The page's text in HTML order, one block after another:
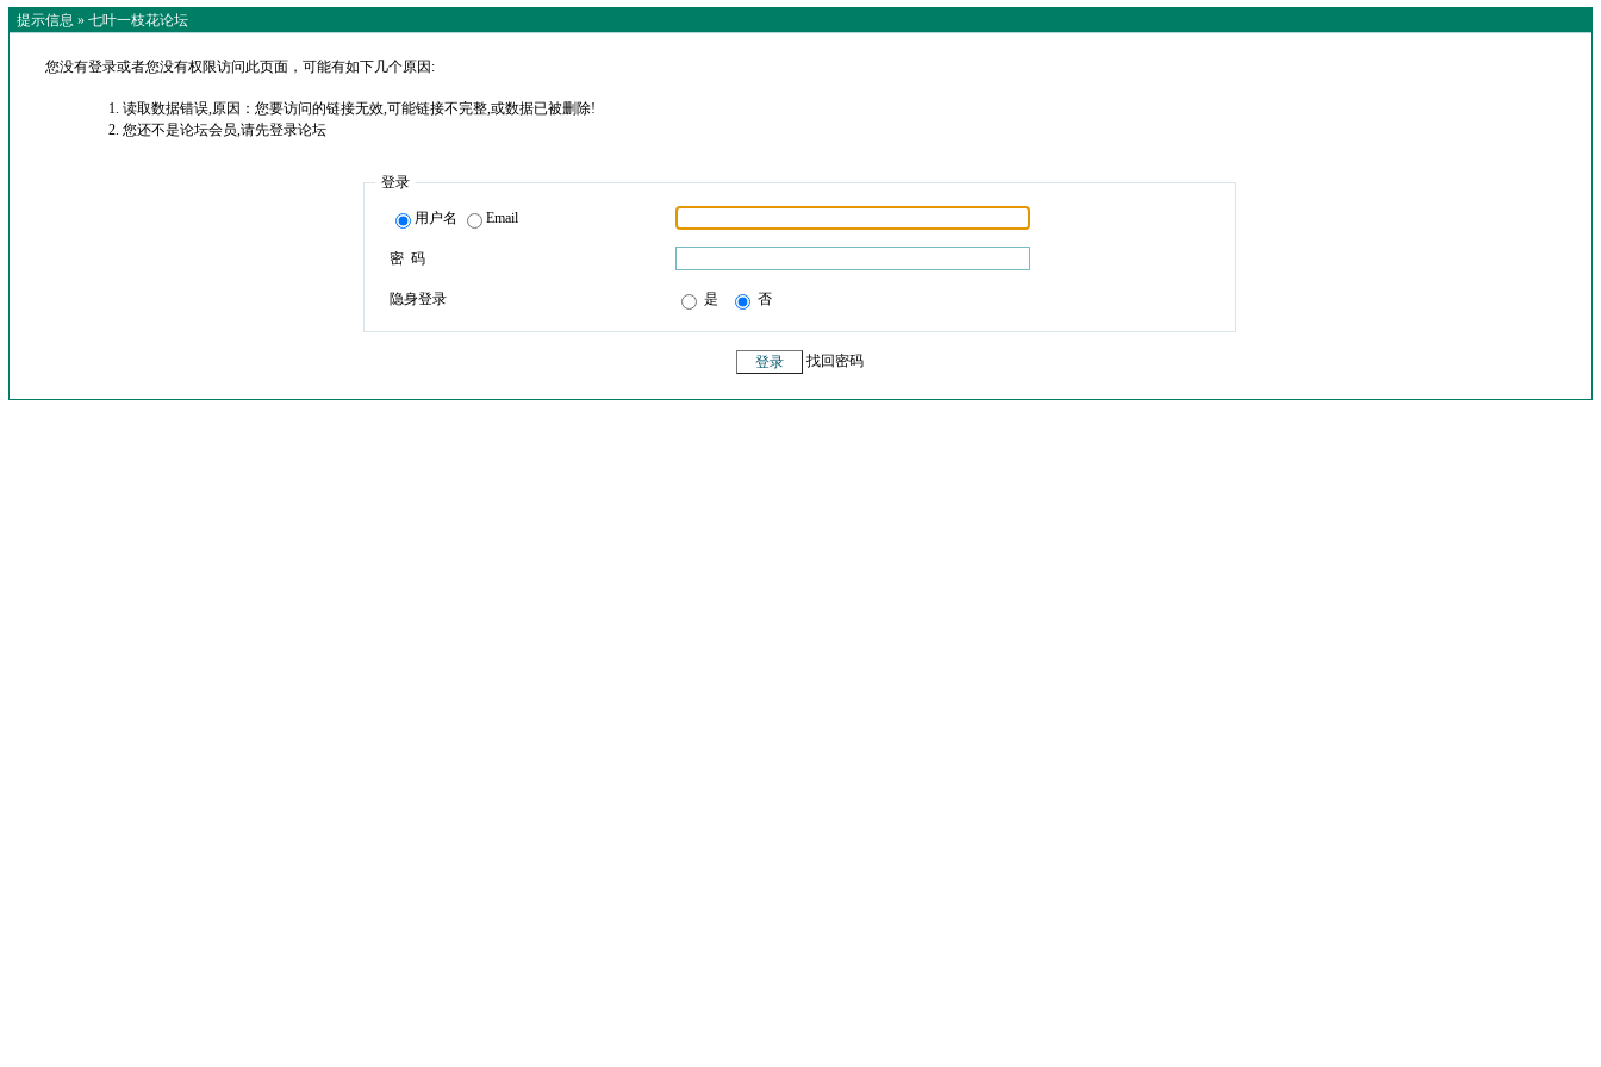
提示信息 » 七叶一枝花论坛
您没有登录或者您没有权限访问此页面，可能有如下几个原因:
读取数据错误,原因：您要访问的链接无效,可能链接不完整,或数据已被删除!
您还不是论坛会员,请先登录论坛
登录
用户名 Email
密 码
隐身登录 是 否
找回密码